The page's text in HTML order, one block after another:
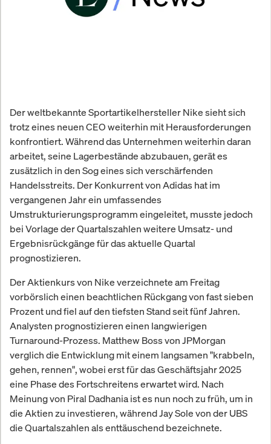
Der weltbekannte Sportartikelhersteller Nike sieht sich
trotz eines neuen CEO weiterhin mit Herausforderungen
konfrontiert. Während das Unternehmen weiterhin daran
arbeitet, seine Lagerbestände abzubauen, gerät es
zusätzlich in den Sog eines sich verschärfenden
Handelsstreits. Der Konkurrent von Adidas hat im
vergangenen Jahr ein umfassendes
Umstrukturierungsprogramm eingeleitet, musste jedoch
bei Vorlage der Quartalszahlen weitere Umsatz- und
Ergebnisrückgänge für das aktuelle Quartal
prognostizieren.
Der Aktienkurs von Nike verzeichnete am Freitag
vorbörslich einen beachtlichen Rückgang von fast sieben
Prozent und fiel auf den tiefsten Stand seit fünf Jahren.
Analysten prognostizieren einen langwierigen
Turnaround-Prozess. Matthew Boss von JPMorgan
verglich die Entwicklung mit einem langsamen "krabbeln,
gehen, rennen", wobei erst für das Geschäftsjahr 2025
eine Phase des Fortschreitens erwartet wird. Nach
Meinung von Piral Dadhania ist es nun noch zu früh, um in
die Aktien zu investieren, während Jay Sole von der UBS
die Quartalszahlen als enttäuschend bezeichnete.